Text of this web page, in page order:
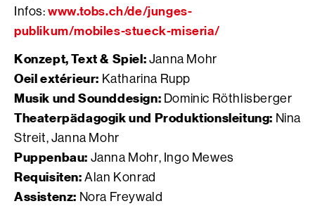
Infos:www.tobs.ch/de/junges-
publikum/mobiles-stueck-miseria/
Konzept, Text & Spiel: Janna Mohr
Oeil extérieur: Katharina Rupp
Musik und Sounddesign: Dominic Röthlisberger
Theaterpädagogik und Produktionsleitung: Nina
Streit, Janna Mohr
Puppenbau: Janna Mohr, Ingo Mewes
Requisiten: Alan Konrad
Assistenz: Nora Freywald